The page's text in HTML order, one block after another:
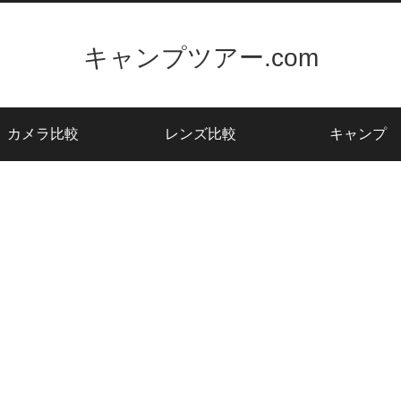
キャンプツアー.com
カメラ比較 レンズ比較 キャンプ